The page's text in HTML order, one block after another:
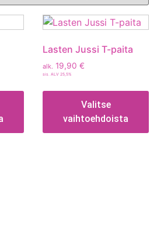
Lasten Jussi T-paita
alk. 19,90 €
sis. ALV 25,5%
Valitse
vaihtoehdoista